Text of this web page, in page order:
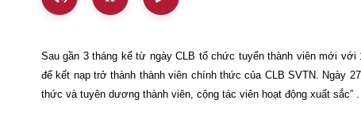
Sau gần 3 tháng kể từ ngày CLB tổ chức tuyển thành viên mới
để kết nạp trở thành thành viên chính thức của CLB SVTN. Ngày
thức và tuyên dương thành viên, cộng tác viên hoạt động xuất sắc” .